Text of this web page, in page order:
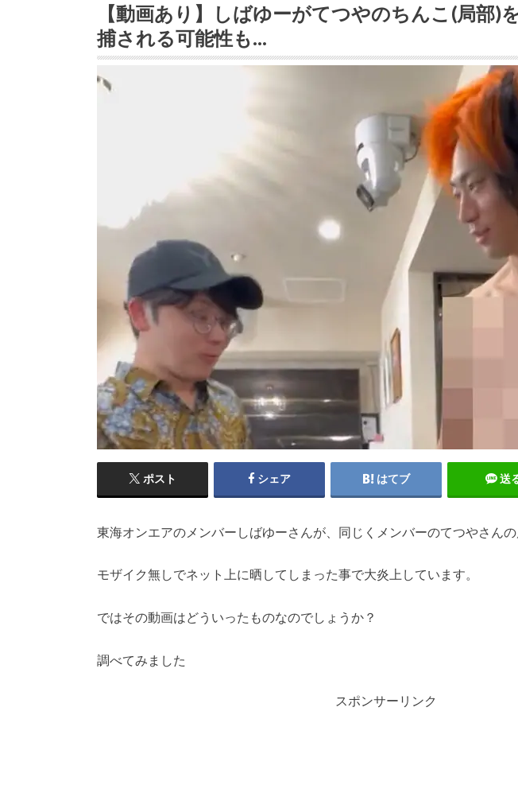
【動画あり】しばゆーがてつやのちんこ(局部)
捕される可能性も…
ポスト シェア はてブ 送
東海オンエアのメンバーしばゆーさんが、同じくメンバーのてつやさんの
モザイク無しでネット上に晒してしまった事で大炎上しています。
ではその動画はどういったものなのでしょうか？
調べてみました
スポンサーリンク